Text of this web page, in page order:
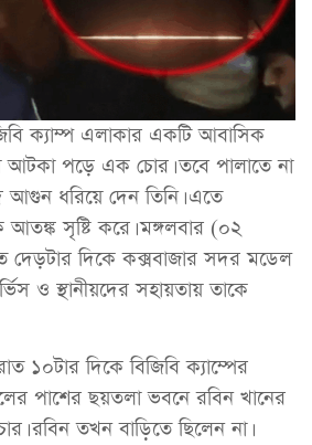
ক্যাম্প এলাকার একটি আবাসিক
আটকা পড়ে এক চোর। তবে পালাতে না
ধরিয়ে দেন তিনি। এতে
আতঙ্ক সৃষ্টি করে। মঙ্গলবার (০২
দেড়টার দিকে কক্সবাজার সদর মডেল
ও স্থানীয়দের সহায়তায় তাকে
১০টার দিকে বিজিবি ক্যাম্পের
পাশের ছয়তলা ভবনে রবিন খানের
রবিন তখন বাড়িতে ছিলেন না।